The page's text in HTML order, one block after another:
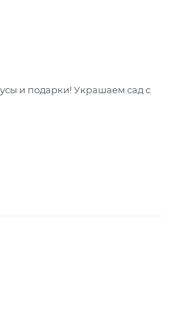
и подарки! Украшаем сад с